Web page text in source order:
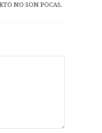
NO SON POCAS.